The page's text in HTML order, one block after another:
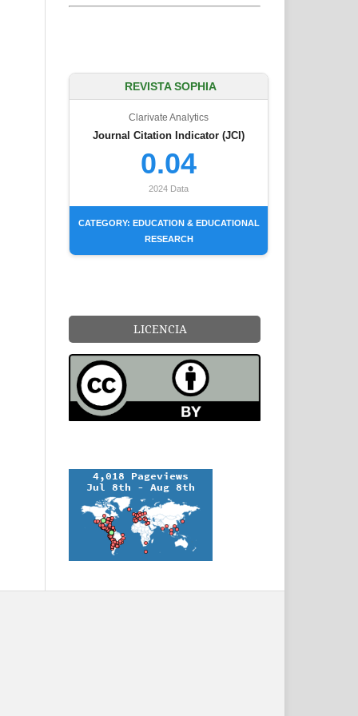
REVISTA SOPHIA
Clarivate Analytics
Journal Citation Indicator (JCI)
0.04
2024 Data
CATEGORY: EDUCATION & EDUCATIONAL
RESEARCH
LICENCIA